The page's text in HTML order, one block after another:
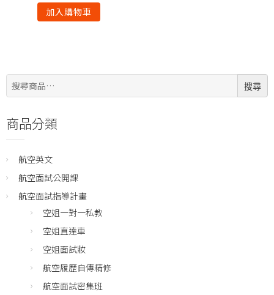
加入購物車
搜
尋:
搜尋
商品分類
航空英文
航空面試公開課
航空面試指導計畫
空姐一對一私教
空姐直達車
空姐面試妝
航空履歷自傳精修
航空面試密集班